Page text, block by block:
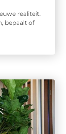
realiteit.
bepaalt of